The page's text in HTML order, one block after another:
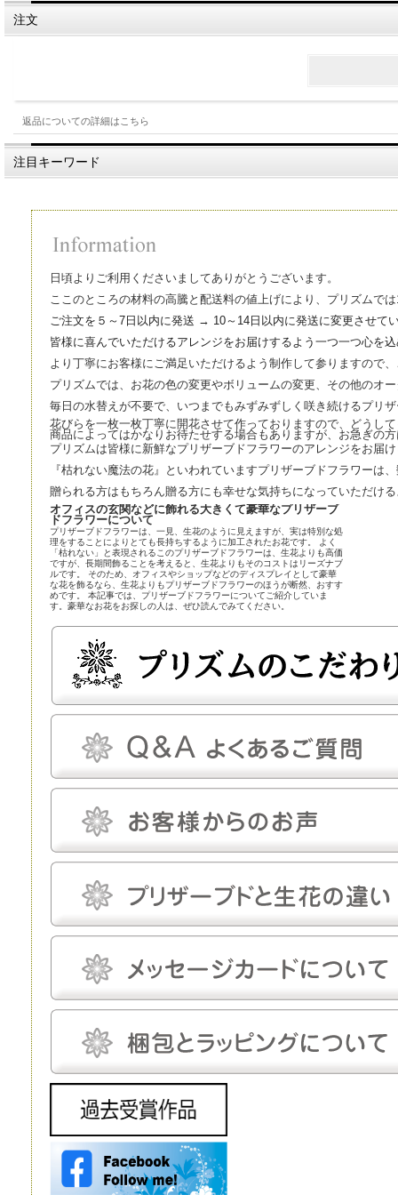
注文
返品についての詳細はこちら
注目キーワード
日頃よりご利用くださいましてありがとうございます。
ここのところの材料の高騰と配送料の値上げにより、プリズムで
ご注文を５～7日以内に発送 → 10～14日以内に発送に変更させて
皆様に喜んでいただけるアレンジをお届けするよう一つ一つ心を込
より丁寧にお客様にご満足いただけるよう制作して参りますので
プリズムでは、お花の色の変更やボリュームの変更、その他のオ
毎日の水替えが不要で、いつまでもみずみずしく咲き続けるプリザ
花びらを一枚一枚丁寧に開花させて作っておりますので、どうして
商品によってはかなりお待たせする場合もありますが、お急ぎの方
プリズムは皆様に新鮮なプリザーブドフラワーのアレンジをお届け
『枯れない魔法の花』といわれていますプリザーブドフラワーは
贈られる方はもちろん贈る方にも幸せな気持ちになっていただける
オフィスの玄関などに飾れる大きくて豪華なプリザーブ
ドフラワーについて
プリザーブドフラワーは、一見、生花のように見えますが、実は特別な処
理をすることによりとても長持ちするように加工されたお花です。 よく
「枯れない」と表現されるこのプリザーブドフラワーは、生花よりも高価
ですが、長期間飾ることを考えると、生花よりもそのコストはリーズナブ
ルです。 そのため、オフィスやショップなどのディスプレイとして豪華
な花を飾るなら、生花よりもプリザーブドフラワーのほうが断然、おすす
めです。 本記事では、プリザーブドフラワーについてご紹介していま
す。豪華なお花をお探しの人は、ぜひ読んでみてください。
プリザーブドフラワーとほかの花の比較
プリザーブドフラワーは、近年、生花店の店頭にも並べられているので、
よく知らなくても目にしている人は多いかもしれません。まずはプリザー
ブドフラワーとほかの花とを比較してみましょう。
プリザーブドフラワー
プリザーブドフラワーは、一見、生花のように見える、人工的に加工され
た花です。特殊な薬剤を用いて生花を脱水、脱色。さらに長期間保存する
ための作業も施されます。
カラーの花を作り出すことだってできます。
プリザーブドフラワーは、「枯れることがない」「永遠」などと表現され
ることがあります。もちろん、長期間鑑賞できるように加工が施されてい
るのですが、メンテナンスフリーというわけではありません。
温度と湿度に対してはデリケートで、これらについてはしっかり管理しな
いと、ヒビや色あせなどの発生を招きます。しかし、エアコンをつけっぱ
プリザーブドフラワーにとって最適な温度は18～25℃程度、湿度は30～
50％程度です。プリザーブドフラワーは基本的に「花」を加工したもの
で、茎は後付けになります。そのため、小さなお供え花から豪華なディス
生花
ザーブドフラワーと比較するとなると「切り花」になるでしょう。生花の
魅力は、やはりその生命感です。
花屋に行けばすぐに手に入れられるので、この点に関しては、ほかの花よ
に、一生懸命世話をしてあげないとすぐに元気を失ってしまいます。
元々、寿命が短いということもあり、一生懸命手をかけても、多くの場
飾ることを考えるとデメリットだといえるでしょう。 生花は豪華なディ
スプレイとして使われることもありますが、お花の種類によってはとても
高価で、また、当然ながら長期間飾ることはできません。
造花
造花は、実在するお花をモチーフにして作られる人工的なお花です。人工
ブドフラワーが原材料に生花を使うのに対し、造花は化学繊維やワイヤー
などを使いますので、まったく性質が異なります。
インテリアやフラワーアレンジメントにもよく利用されており、高いクオ
ルックスや質感については、やはりほかの花と比較するものではありませ
ん。 もちろん、何も手をかけなくても美しさを保ってくれるということ
は、この造花の大きなメリットだといえるでしょう。
ドライフラワー
す。文字どおり、生花を乾燥させたものがドライフラワーです。水分を抜
くことで長期間の保存が可能になります。
ただ、乾燥させるとどうしても生花が持っている生き生きとした色合いが
失われてしまいます。本来のカラーよりもやや霞んだように見えてしまう
ことは、このドライフラワーの弱点だといえるでしょう。